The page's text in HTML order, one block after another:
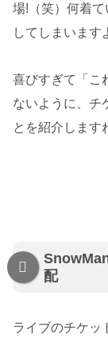
場!（笑）何着
してしまいます
喜びすぎて「こ
ないように、チ
とを紹介します
配
ライブのチケッ